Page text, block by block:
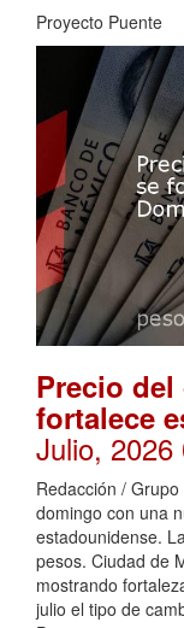
Proyecto Puente
Precio
fortalece
Julio, 2026
Redacción /
domingo con una
estadounidense.
pesos. Ciudad de
mostrando
julio el tipo de